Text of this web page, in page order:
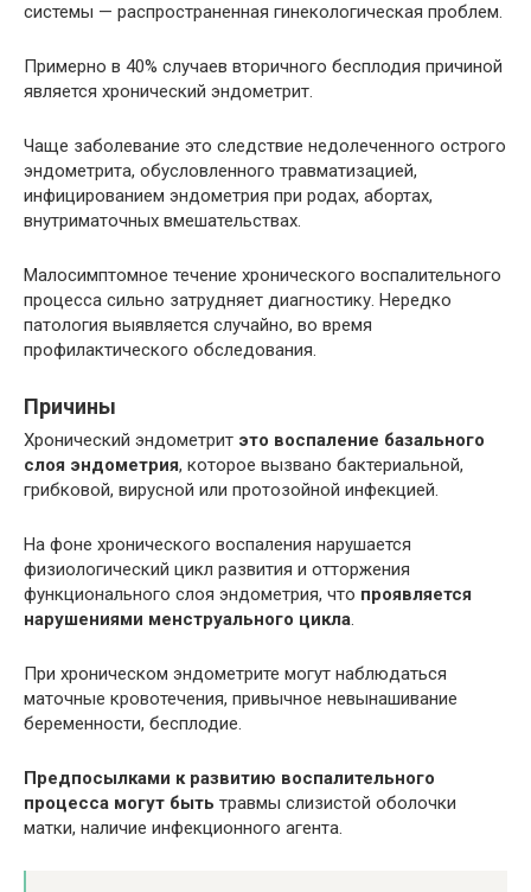
системы — распространенная гинекологическая проблем.
Примерно в 40% случаев вторичного бесплодия причиной
является хронический эндометрит.
Чаще заболевание это следствие недолеченного острого
эндометрита, обусловленного травматизацией,
инфицированием эндометрия при родах, абортах,
внутриматочных вмешательствах.
Малосимптомное течение хронического воспалительного
процесса сильно затрудняет диагностику. Нередко
патология выявляется случайно, во время
профилактического обследования.
Причины
Хронический эндометрит это воспаление базального
слоя эндометрия, которое вызвано бактериальной,
грибковой, вирусной или протозойной инфекцией.
На фоне хронического воспаления нарушается
физиологический цикл развития и отторжения
функционального слоя эндометрия, что проявляется
нарушениями менструального цикла.
При хроническом эндометрите могут наблюдаться
маточные кровотечения, привычное невынашивание
беременности, бесплодие.
Предпосылками к развитию воспалительного
процесса могут быть травмы слизистой оболочки
матки, наличие инфекционного агента.